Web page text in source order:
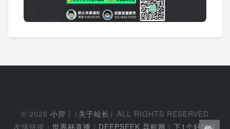
© 2026 小羿 |（ 关于站长 ）ALL RIGHTS RESERVED
友情链接： 世界杯直播 | DEEPSEEK 导航网 | 下1个好软件